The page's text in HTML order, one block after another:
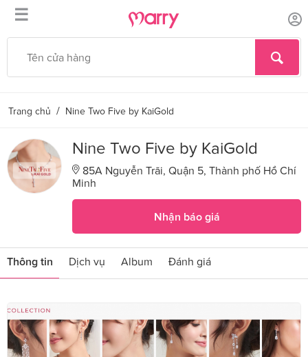
☰
Trang chủ / Nine Two Five by KaiGold
Nine Two Five by KaiGold
85A Nguyễn Trãi, Quận 5, Thành phố Hồ Chí
Minh
Nhận báo giá
Thông tin Dịch vụ Album Đánh giá